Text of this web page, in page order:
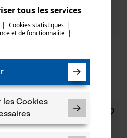
tous les services
| Cookies statistiques |
et de fonctionnalité |
les Cookies
produite. Veuillez